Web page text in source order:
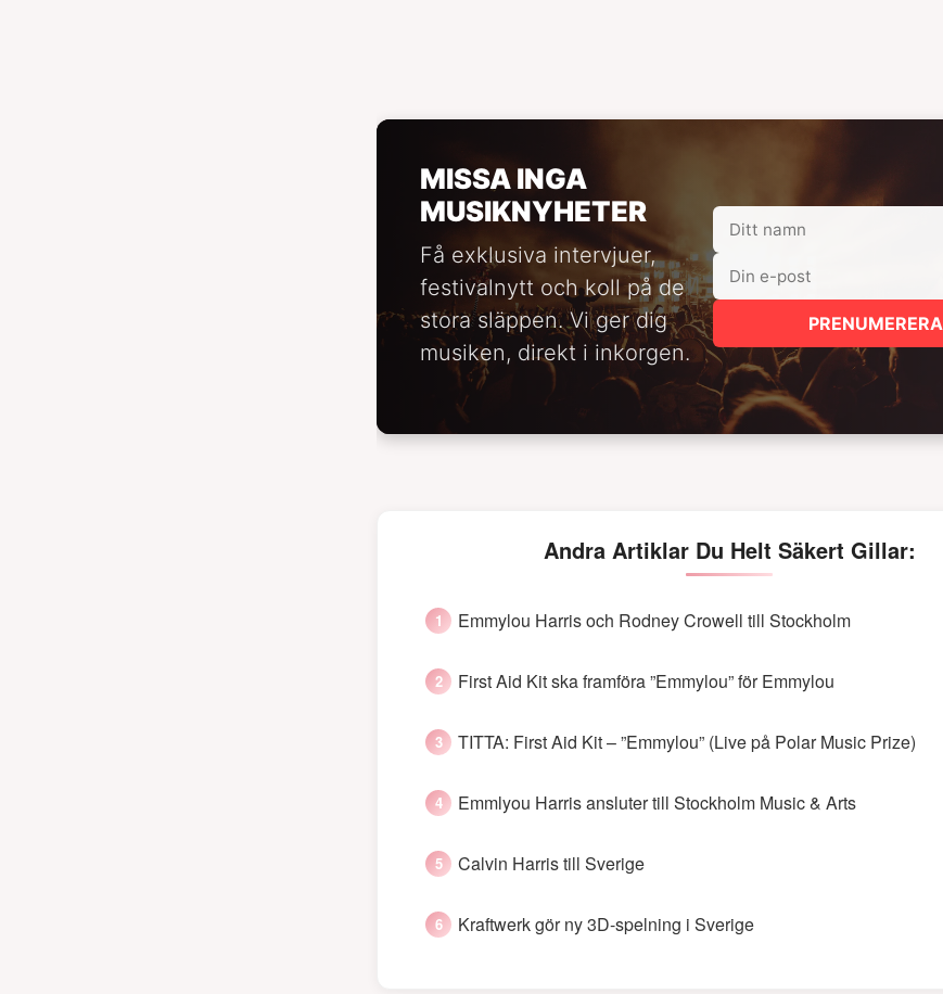
MISSA INGA
MUSIKNYHETER
Få exklusiva intervjuer,
festivalnytt och koll på de
stora släppen. Vi ger dig
musiken, direkt i inkorgen.
PRENUMERERA
Andra Artiklar Du Helt Säkert Gillar:
Emmylou Harris och Rodney Crowell till Stockholm
First Aid Kit ska framföra ”Emmylou” för Emmylou
TITTA: First Aid Kit – ”Emmylou” (Live på Polar Music Prize)
Emmlyou Harris ansluter till Stockholm Music & Arts
Calvin Harris till Sverige
Kraftwerk gör ny 3D-spelning i Sverige